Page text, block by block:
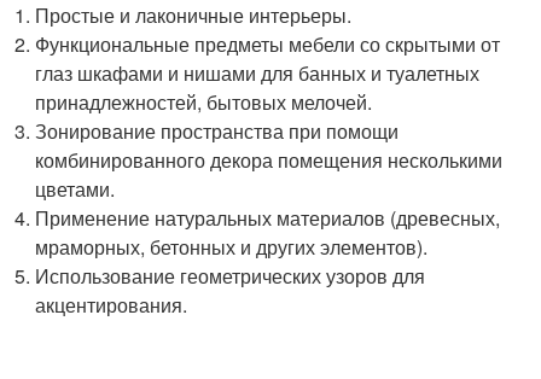
Простые и лаконичные интерьеры.
Функциональные предметы мебели со скрытыми от
глаз шкафами и нишами для банных и туалетных
принадлежностей, бытовых мелочей.
Зонирование пространства при помощи
комбинированного декора помещения несколькими
цветами.
Применение натуральных материалов (древесных,
мраморных, бетонных и других элементов).
Использование геометрических узоров для
акцентирования.